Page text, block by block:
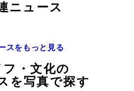
ニュース
スをもっと見る
フ・文化の
を写真で探す